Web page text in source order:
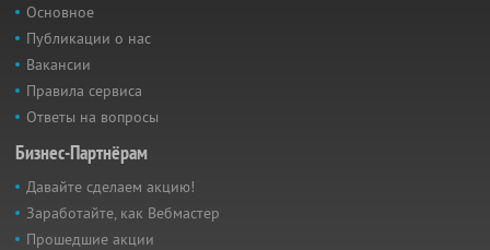
Основное
Публикации о нас
Вакансии
Правила сервиса
Ответы на вопросы
Бизнес-Партнёрам
Давайте сделаем акцию!
Заработайте, как Вебмастер
Прошедшие акции